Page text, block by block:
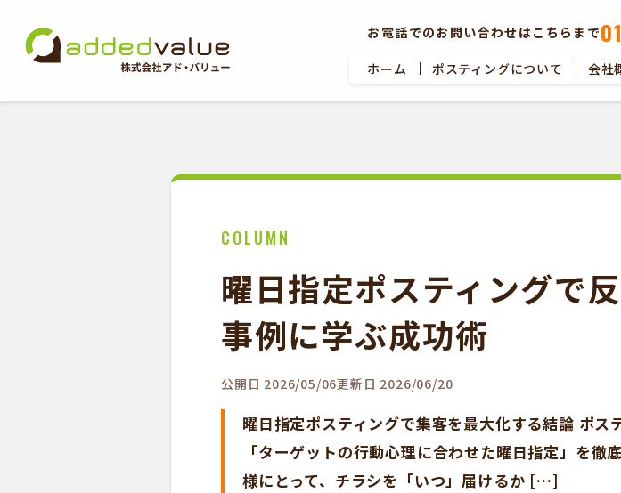
お電話でのお問い合わせはこちらまで
ホーム ポスティングについて 会社
COLUMN
曜日指定ポスティングで
事例に学ぶ成功術
公開日 2026/05/06更新日 2026/06/20
曜日指定ポスティングで集客を最大化する結論 ポス
「ターゲットの行動心理に合わせた曜日指定」を
様にとって、チラシを「いつ」届けるか […]